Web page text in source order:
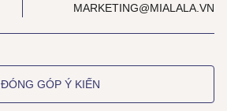
MARKETING@MIALALA.VN
ĐÓNG GÓP Ý KIẾN